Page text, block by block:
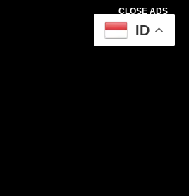
CLOSE ADS
ID